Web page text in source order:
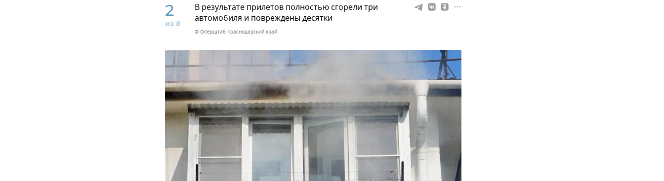
2
из 8
В результате прилетов полностью сгорели три
автомобиля и повреждены десятки
© Оперштаб Краснодарский край